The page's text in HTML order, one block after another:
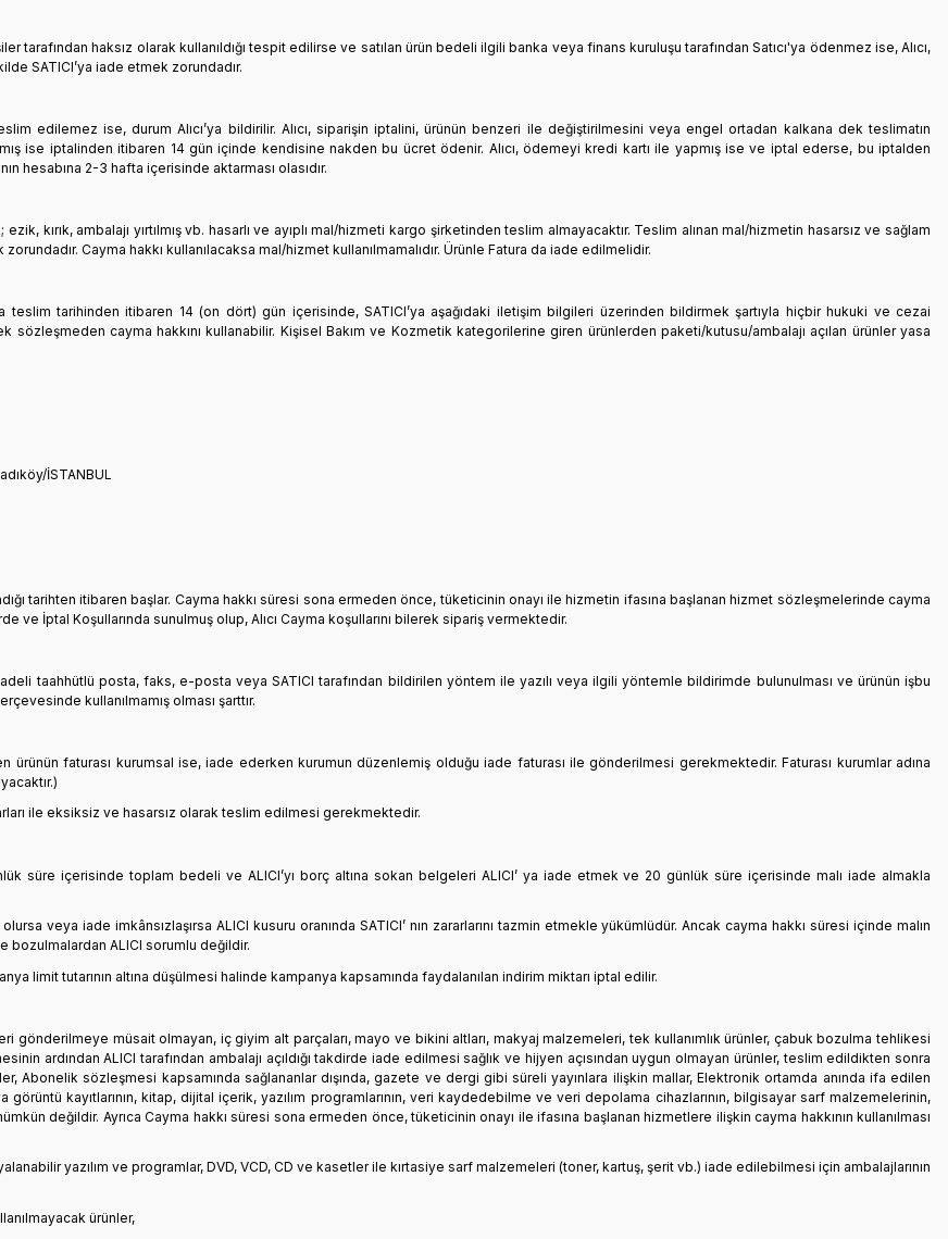
tarafından haksız olarak kullanıldığı tespit edilirse ve satılan ürün bedeli ilgili banka veya finans kuruluşu tarafından Satıcı'ya ödenmez ise, Alıcı,
SATICI’ya iade etmek zorundadır.
edilemez ise, durum Alıcı’ya bildirilir. Alıcı, siparişin iptalini, ürünün benzeri ile değiştirilmesini veya engel ortadan kalkana dek teslimatın
ise iptalinden itibaren 14 gün içinde kendisine nakden bu ücret ödenir. Alıcı, ödemeyi kredi kartı ile yapmış ise ve iptal ederse, bu iptalden
hesabına 2-3 hafta içerisinde aktarması olasıdır.
kırık, ambalajı yırtılmış vb. hasarlı ve ayıplı mal/hizmeti kargo şirketinden teslim almayacaktır. Teslim alınan mal/hizmetin hasarsız ve sağlam
Cayma hakkı kullanılacaksa mal/hizmet kullanılmamalıdır. Ürünle Fatura da iade edilmelidir.
teslim tarihinden itibaren 14 (on dört) gün içerisinde, SATICI’ya aşağıdaki iletişim bilgileri üzerinden bildirmek şartıyla hiçbir hukuki ve cezai
cayma hakkını kullanabilir. Kişisel Bakım ve Kozmetik kategorilerine giren ürünlerden paketi/kutusu/ambalajı açılan ürünler yasa
İSTANBUL
tarihten itibaren başlar. Cayma hakkı süresi sona ermeden önce, tüketicinin onayı ile hizmetin ifasına başlanan hizmet sözleşmelerinde cayma
ve İptal Koşullarında sunulmuş olup, Alıcı Cayma koşullarını bilerek sipariş vermektedir.
taahhütlü posta, faks, e-posta veya SATICI tarafından bildirilen yöntem ile yazılı veya ilgili yöntemle bildirimde bulunulması ve ürünün işbu
kullanılmamış olması şarttır.
ürünün faturası kurumsal ise, iade ederken kurumun düzenlemiş olduğu iade faturası ile gönderilmesi gerekmektedir. Faturası kurumlar adına
ile eksiksiz ve hasarsız olarak teslim edilmesi gerekmektedir.
süre içerisinde toplam bedeli ve ALICI’yı borç altına sokan belgeleri ALICI’ ya iade etmek ve 20 günlük süre içerisinde malı iade almakla
veya iade imkânsızlaşırsa ALICI kusuru oranında SATICI’ nın zararlarını tazmin etmekle yükümlüdür. Ancak cayma hakkı süresi içinde malın
bozulmalardan ALICI sorumlu değildir.
limit tutarının altına düşülmesi halinde kampanya kapsamında faydalanılan indirim miktarı iptal edilir.
gönderilmeye müsait olmayan, iç giyim alt parçaları, mayo ve bikini altları, makyaj malzemeleri, tek kullanımlık ürünler, çabuk bozulma tehlikesi
ardından ALICI tarafından ambalajı açıldığı takdirde iade edilmesi sağlık ve hijyen açısından uygun olmayan ürünler, teslim edildikten sonra
Abonelik sözleşmesi kapsamında sağlananlar dışında, gazete ve dergi gibi süreli yayınlara ilişkin mallar, Elektronik ortamda anında ifa edilen
kayıtlarının, kitap, dijital içerik, yazılım programlarının, veri kaydedebilme ve veri depolama cihazlarının, bilgisayar sarf malzemelerinin,
değildir. Ayrıca Cayma hakkı süresi sona ermeden önce, tüketicinin onayı ile ifasına başlanan hizmetlere ilişkin cayma hakkının kullanılması
yazılım ve programlar, DVD, VCD, CD ve kasetler ile kırtasiye sarf malzemeleri (toner, kartuş, şerit vb.) iade edilebilmesi için ambalajlarının
ürünler,